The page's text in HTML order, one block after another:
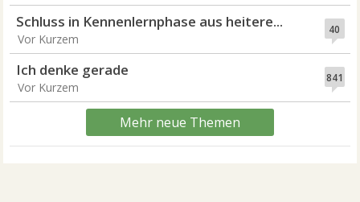
40
Schluss in Kennenlernphase aus heitere...
Vor Kurzem
841
Ich denke gerade
Vor Kurzem
Mehr neue Themen